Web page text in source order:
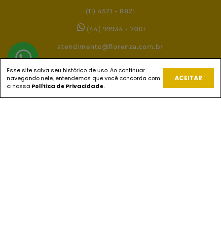
(11) 4521 - 8821
(44) 99934 - 7001
atendimento@florenza.com.br
REDES SOCIAIS
Esse site salva seu histórico de uso. Ao continuar
navegando nele, entendemos que você concorda com
a nossa Política de Privacidade.
ACEITAR